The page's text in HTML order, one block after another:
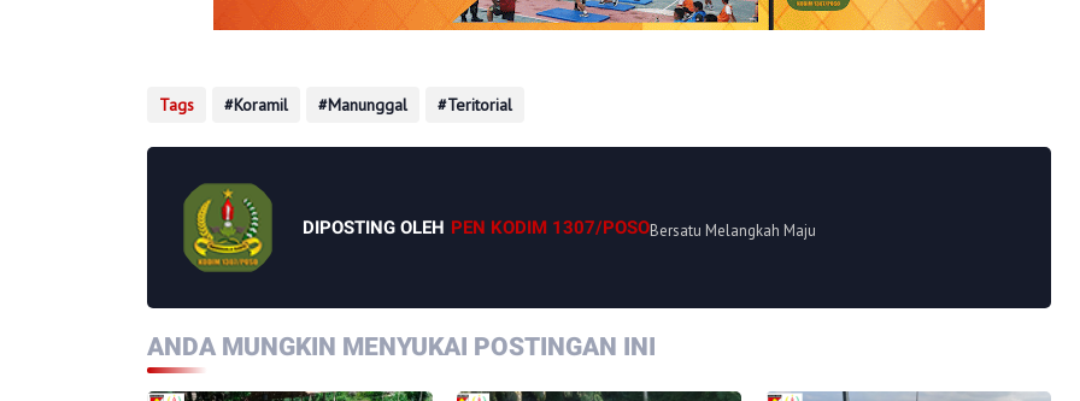
Tags Koramil Manunggal Teritorial
DIPOSTING OLEH PEN KODIM 1307/POSOBersatu Melangkah Maju
ANDA MUNGKIN MENYUKAI POSTINGAN INI